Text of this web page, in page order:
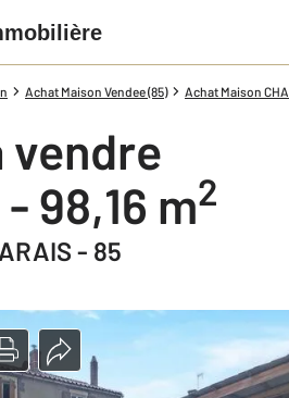
Achat Maison Vendee (85) Achat Maison
vendre
- 98,16 m2
- 85